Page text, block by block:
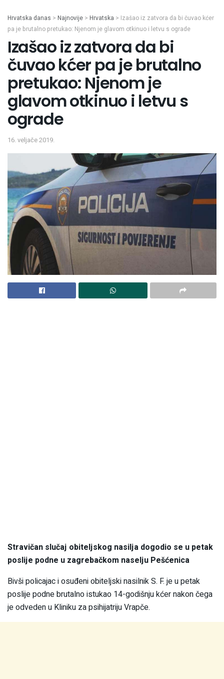
Hrvatska danas > Najnovije > Hrvatska > Izašao iz zatvora da bi čuvao kćer
pa je brutalno pretukao: Njenom je glavom otkinuo i letvu s ograde
Izašao iz zatvora da bi
čuvao kćer pa je brutalno
pretukao: Njenom je
glavom otkinuo i letvu s
ograde
16. veljače 2019.
Stravičan slučaj obiteljskog nasilja dogodio se u petak
poslije podne u zagrebačkom naselju Pešćenica
Bivši policajac i osuđeni obiteljski nasilnik S. F. je u petak
poslije podne brutalno istukao 14-godišnju kćer nakon čega
je odveden u Kliniku za psihijatriju Vrapče.